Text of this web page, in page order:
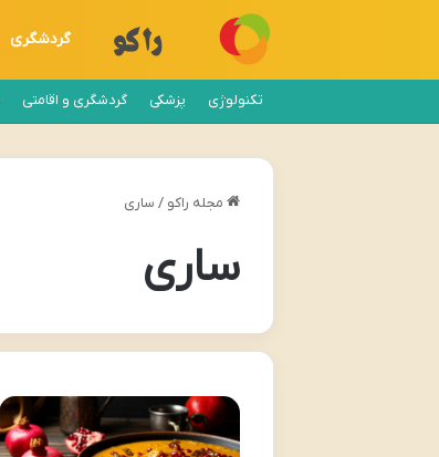
گردشگری
تکنولوژی پزشکی گردشگری و اقامتی
مجله راکو / ساری
ساری